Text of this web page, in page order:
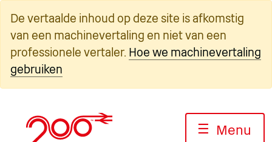
naar
inhoud
De vertaalde inhoud op deze site is afkomstig
van een machinevertaling en niet van een
professionele vertaler. Hoe we machinevertaling
gebruiken
☰ Menu